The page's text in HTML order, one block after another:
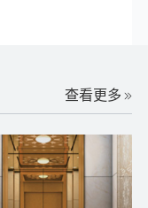
查看更多